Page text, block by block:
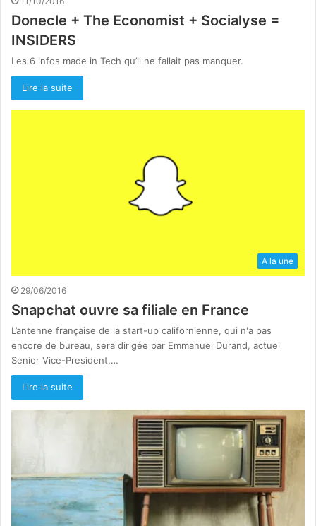
Donecle + The Economist + Socialyse =
INSIDERS
Les 6 infos made in Tech qu’il ne fallait pas manquer.
Lire la suite
A la une
29/06/2016
Snapchat ouvre sa filiale en France
L’antenne française de la start-up californienne, qui n'a pas
encore de bureau, sera dirigée par Emmanuel Durand, actuel
Senior Vice-President,…
Lire la suite